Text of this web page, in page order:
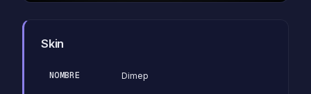
Skin
NOMBRE Dimep